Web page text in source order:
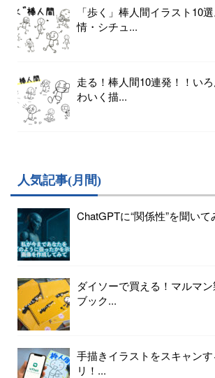
「歩く」棒人間イラスト10
情・シチュ...
走る！棒人間10連発！！い
わいく描...
人気記事(月間)
ChatGPTに“関係性”を聞いて
ダイソーで買える！マルマ
ブック...
手描きイラストをスキャン
リ！...